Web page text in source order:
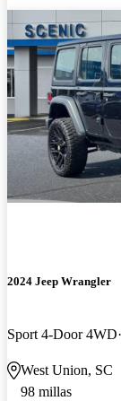
2024 Jeep Wrangler
Sport 4-Door 4WD
West Union, SC
98 millas